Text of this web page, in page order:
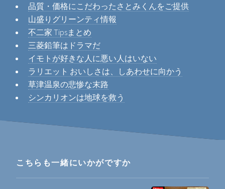
品質・価格にこだわったさとみくんをご提供
山盛りグリーンティ情報
不二家 Tipsまとめ
三菱鉛筆はドラマだ
イモトが好きな人に悪い人はいない
ラリエット おいしさは、しあわせに向かう
草津温泉の悲惨な末路
シンカリオンは地球を救う
こちらも一緒にいかがですか